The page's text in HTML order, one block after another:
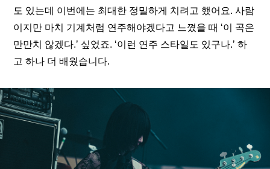
도 있는데 이번에는 최대한 정밀하게 치려고 했어요. 사람
이지만 마치 기계처럼 연주해야겠다고 느꼈을 때 ‘이 곡은
만만치 않겠다.’ 싶었죠. ‘이런 연주 스타일도 있구나.’ 하
고 하나 더 배웠습니다.